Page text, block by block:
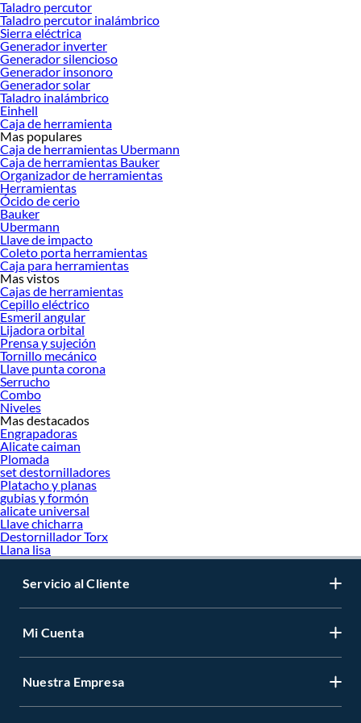
tus ideas realidad. ¡Visítanos y encuentra todo lo que tenemos para ofrecerte en
Atornilladores Inalámbricos!
Explora la variedad de productos de Atornilladores Inalámbricos en
Sodimac
Herramientas, materiales y accesorios de calidad para tus proyectos y
renovación de espacios. ¡Visítanos y descubre todo lo que tenemos para
ofrecerte!
Encuentra una amplia variedad de productos de Atornilladores Inalámbricos en
Sodimac. Encuentra todo lo necesario para tus proyectos de renovación y
decoración. ¡Visítanos y haz tus ideas realidad!
Taladro percutor
Taladro percutor inalámbrico
Sierra eléctrica
Generador inverter
Generador silencioso
Generador insonoro
Generador solar
Taladro inalámbrico
Einhell
Caja de herramienta
Mas populares
Caja de herramientas Ubermann
Caja de herramientas Bauker
Organizador de herramientas
Herramientas
Ócido de cerio
Bauker
Ubermann
Llave de impacto
Coleto porta herramientas
Caja para herramientas
Mas vistos
Cajas de herramientas
Cepillo eléctrico
Esmeril angular
Lijadora orbital
Prensa y sujeción
Tornillo mecánico
Llave punta corona
Serrucho
Combo
Niveles
Mas destacados
Engrapadoras
Alicate caiman
Plomada
set destornilladores
Platacho y planas
gubias y formón
alicate universal
Llave chicharra
Destornillador Torx
Llana lisa
Servicio al Cliente
Mi Cuenta
Nuestra Empresa